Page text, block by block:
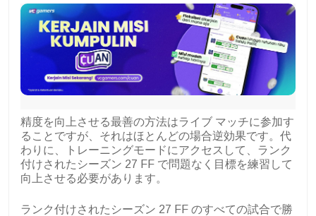
精度を向上させる最善の方法はライブ マッチに参加す
ることですが、それはほとんどの場合逆効果です。代
わりに、トレーニングモードにアクセスして、ランク
付けされたシーズン 27 FF で問題なく目標を練習して
向上させる必要があります。
ランク付けされたシーズン 27 FF のすべての試合で勝